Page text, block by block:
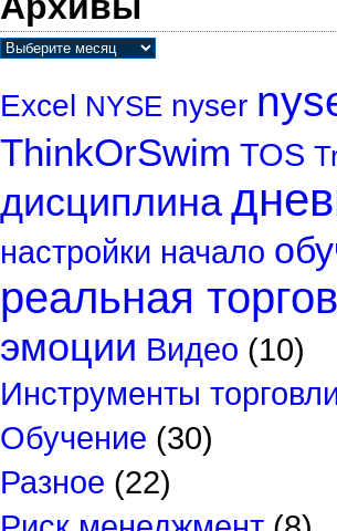
Excel NYSE nyser
ThinkOrSwim TOS
дисциплина
настройки начало
реальная
эмоции Видео (10)
Инструменты
Обучение (30)
Разное (22)